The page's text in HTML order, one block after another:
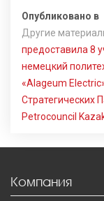
Опубликовано в
Другие
предоставила 8
немецкий
«Alageum
Стратегических
Petrocouncil
Компания